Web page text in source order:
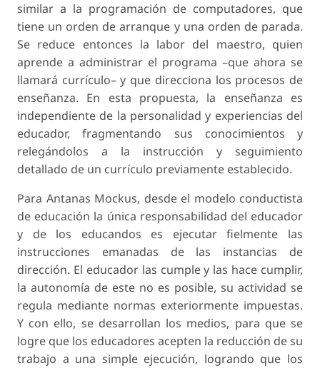
similar a la programación de computadores, que
tiene un orden de arranque y una orden de parada.
Se reduce entonces la labor del maestro, quien
aprende a administrar el programa –que ahora se
llamará currículo– y que direcciona los procesos de
enseñanza. En esta propuesta, la enseñanza es
independiente de la personalidad y experiencias del
educador, fragmentando sus conocimientos y
relegándolos a la instrucción y seguimiento
detallado de un currículo previamente establecido.
Para Antanas Mockus, desde el modelo conductista
de educación la única responsabilidad del educador
y de los educandos es ejecutar fielmente las
instrucciones emanadas de las instancias de
dirección. El educador las cumple y las hace cumplir,
la autonomía de este no es posible, su actividad se
regula mediante normas exteriormente impuestas.
Y con ello, se desarrollan los medios, para que se
logre que los educadores acepten la reducción de su
trabajo a una simple ejecución, logrando que los